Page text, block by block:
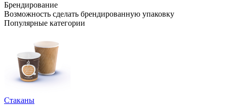
Брендирование
Возможность сделать брендированную упаковку
Популярные категории
Стаканы